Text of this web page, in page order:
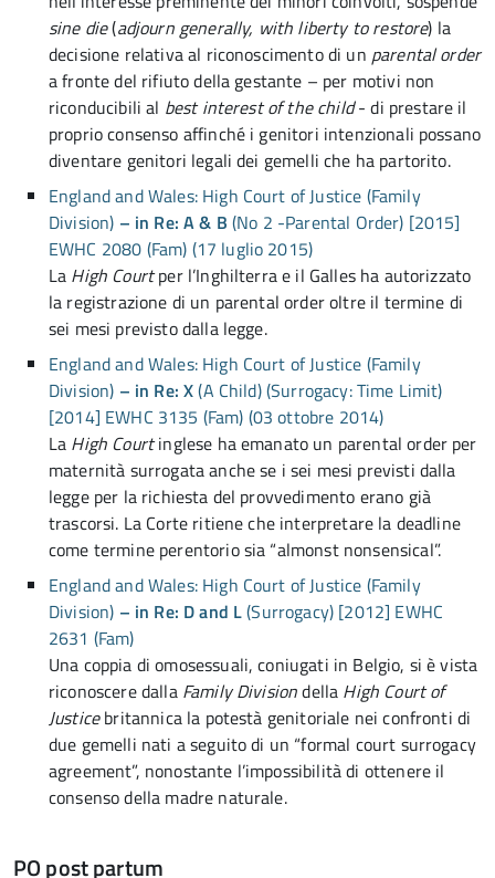
sine die(adjourn generally, with liberty to restore) la
decisione relativa al riconoscimento di un parental order
a fronte del rifiuto della gestante – per motivi non
riconducibili al best interest of the child- di prestare il
proprio consenso affinché i genitori intenzionali possano
diventare genitori legali dei gemelli che ha partorito.
England and Wales: High Court of Justice (Family
Division) – in Re: A & B (No 2 -Parental Order) [2015]
EWHC 2080 (Fam) (17 luglio 2015)
La High Courtper l’Inghilterra e il Galles ha autorizzato
la registrazione di un parental order oltre il termine di
sei mesi previsto dalla legge.
England and Wales: High Court of Justice (Family
Division) – in Re: X(A Child) (Surrogacy: Time Limit)
[2014] EWHC 3135 (Fam) (03 ottobre 2014)
La High Courtinglese ha emanato un parental order per
maternità surrogata anche se i sei mesi previsti dalla
legge per la richiesta del provvedimento erano già
trascorsi. La Corte ritiene che interpretare la deadline
come termine perentorio sia “almonst nonsensical”.
England and Wales: High Court of Justice (Family
Division) – in Re: D and L(Surrogacy) [2012] EWHC
2631 (Fam)
Una coppia di omosessuali, coniugati in Belgio, si è vista
riconoscere dalla Family Divisiondella High Court of
Justicebritannica la potestà genitoriale nei confronti di
due gemelli nati a seguito di un “formal court surrogacy
agreement”, nonostante l’impossibilità di ottenere il
consenso della madre naturale.
PO post partum